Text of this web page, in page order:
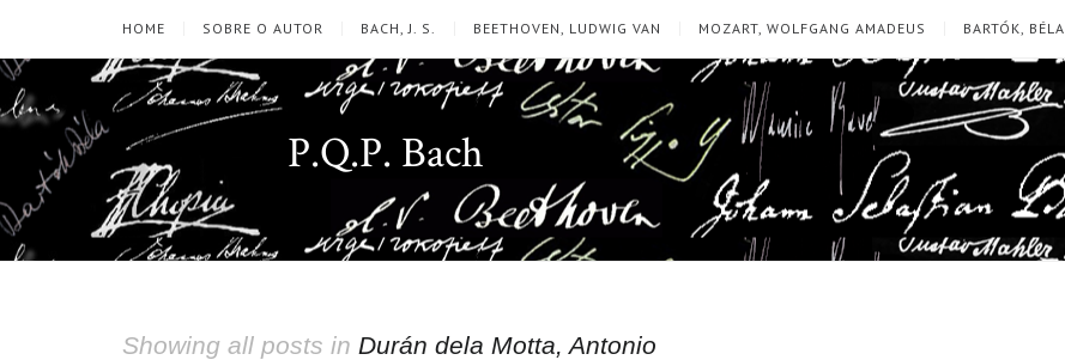
HOME SOBRE O AUTOR BACH, J. S. BEETHOVEN, LUDWIG VAN MOZART, WOLFGANG AMADEUS BARTÓK, BÉLA
P.Q.P. Bach
Showing all posts in Durán dela Motta, Antonio